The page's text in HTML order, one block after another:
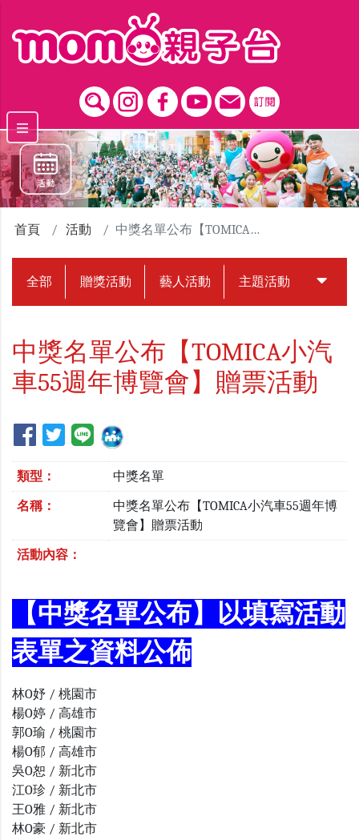
首頁 活動 中獎名單公布【TOMICA小汽車55週年博覽會】贈票活動
全部 贈獎活動 藝人活動 主題活動 中獎名
中獎名單公布【TOMICA小汽
車55週年博覽會】贈票活動
類型： 中獎名單
名稱：
中獎名單公布【TOMICA小汽車55週年博
覽會】贈票活動
活動內容：
【中獎名單公布】以填寫活動
表單之資料公佈
林O妤 / 桃園市
楊O婷 / 高雄市
郭O瑜 / 桃園市
楊O郁 / 高雄市
吳O恕 / 新北市
江O珍 / 新北市
王O雅 / 新北市
林O豪 / 新北市